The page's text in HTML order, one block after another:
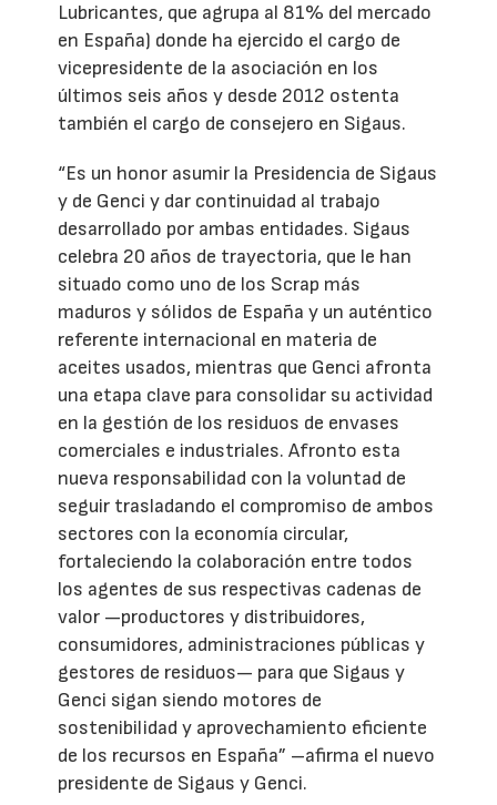
Lubricantes, que agrupa al 81% del mercado
en España) donde ha ejercido el cargo de
vicepresidente de la asociación en los
últimos seis años y desde 2012 ostenta
también el cargo de consejero en Sigaus.
“Es un honor asumir la Presidencia de Sigaus
y de Genci y dar continuidad al trabajo
desarrollado por ambas entidades. Sigaus
celebra 20 años de trayectoria, que le han
situado como uno de los Scrap más
maduros y sólidos de España y un auténtico
referente internacional en materia de
aceites usados, mientras que Genci afronta
una etapa clave para consolidar su actividad
en la gestión de los residuos de envases
comerciales e industriales. Afronto esta
nueva responsabilidad con la voluntad de
seguir trasladando el compromiso de ambos
sectores con la economía circular,
fortaleciendo la colaboración entre todos
los agentes de sus respectivas cadenas de
valor —productores y distribuidores,
consumidores, administraciones públicas y
gestores de residuos— para que Sigaus y
Genci sigan siendo motores de
sostenibilidad y aprovechamiento eficiente
de los recursos en España” –afirma el nuevo
presidente de Sigaus y Genci.